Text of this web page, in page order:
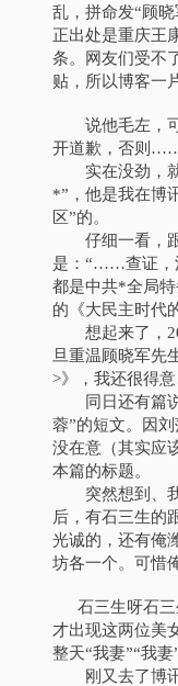
乱，拼命发“顾
正出处是重庆王
条。网友们受不
贴，所以博客一
说他毛左，可
开道歉，否则
实在没劲，就
*”，他是我在博
区”的。
仔细一看，跟
是：“……查证，
都是中共*全局
的《大民主时代
想起来了，
旦重温顾晓军先
>》，我还很得意
同日还有篇说
蓉”的短文。因
没在意（其实应
本篇的标题。
突然想到、我
后，有石三生的
光诚的，还有俺
坊各一个。可惜
石三生呀石三
才出现这两位美
整天“我妻”“我妻
刚又去了博讯